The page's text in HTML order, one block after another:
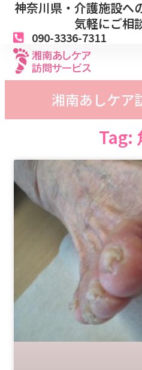
ッ
神奈川県・介護施設へ
気軽にご相
090-3336-7311
湘南あしケア
Tag: